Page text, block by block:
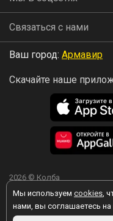
Мы используем cookies,
нами, вы соглашаетесь
Связаться с нами
Ваш город: Армавир
Скачайте наше
2026 © Колба